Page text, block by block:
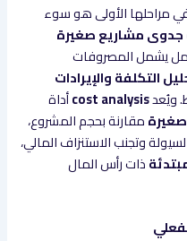
مراحلها الأولى هو سوء
جدوى مشاريع صغيرة
يشمل المصروفات
التكلفة والإيرادات
ويُعدcost analysisأداة
مقارنة بحجم المشروع،
وتجنب الاستنزاف المالي،
ذات رأس المال